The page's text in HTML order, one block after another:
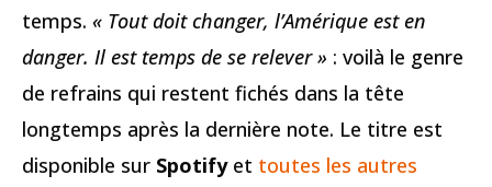
temps. « Tout doit changer, l’Amérique est en
danger. Il est temps de se relever » : voilà le genre
de refrains qui restent fichés dans la tête
longtemps après la dernière note. Le titre est
disponible sur Spotifyet toutes les autres